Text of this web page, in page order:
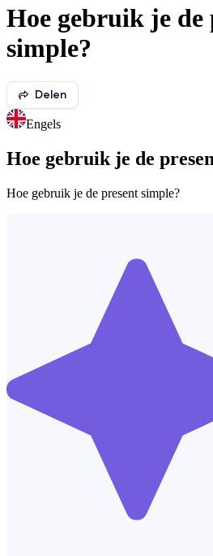
Hoe gebruik je de
simple?
Delen
Engels
Hoe gebruik je de
Hoe gebruik je de present simple?